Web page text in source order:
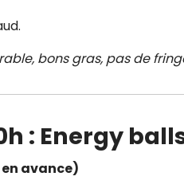
bons gras, pas de
: Energy
en avance)